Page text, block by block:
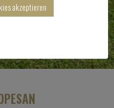
akzeptieren